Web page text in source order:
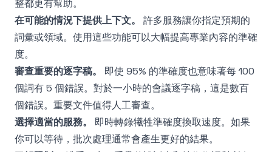
整都更有幫助。
在可能的情況下提供上下文。
許多服務讓你指定預期的
詞彙或領域。使用這些功能可以大幅提高專業內容的準確
度。
審查重要的逐字稿。
即使 95% 的準確度也意味著每 100
個詞有 5 個錯誤。對於一小時的會議逐字稿，這是數百
個錯誤。重要文件值得人工審查。
選擇適當的服務。
即時轉錄犧牲準確度換取速度。如果
你可以等待，批次處理通常會產生更好的結果。